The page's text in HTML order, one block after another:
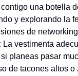
contigo una botella
y explorando la
de
La vestimenta
planeas pasar
de tacones altos